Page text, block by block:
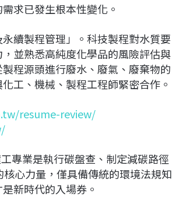
求已發生根本性變化。
續製程管理」。科技製程對水質要
並熟悉高純度化學品的風險評估與
程源頭進行廢水、廢氣、廢棄物的
工、機械、製程工程師緊密合作。
resume-review/
專業是執行碳盤查、制定減碳路徑
核心力量，僅具備傳統的環境法規知
新時代的入場券。